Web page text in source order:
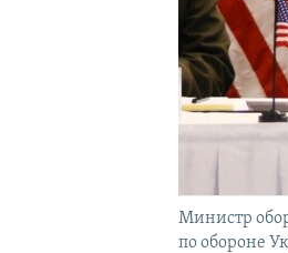
Министр
по обороне